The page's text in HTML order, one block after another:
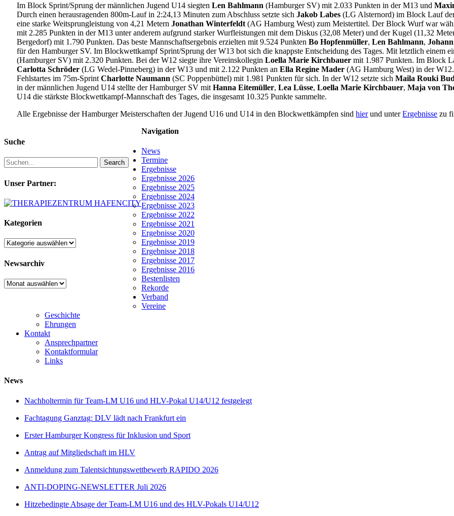
Im Block Sprint/Sprung der männlichen Jugend U14 siegtenLen Bahlmann (Hamburger SV) mit 2.033 Punkten in der M13 und
Durch einen herausragenden 800m-Lauf in 2:24,13 Minuten zum Abschluss setzte sichJakob Labes (LG Alsternord) im Block Lauf
eine starke Weitsprungleistung von 4,21 MeternJonathan Winterfeldt (AG Hamburg West) zum Meistertitel. Der Block Wurf war
mit 2.285 Punkten in der M13 unter anderem aufgrund starker Wurfleistungen mit dem Diskus (32,08 Meter) und der Kugel (11,32
Bergedorf) mit 1.790 Punkten. Das beste Mannschaftsergebnis erzielten mit 9.524 PunktenBo Hopfenmüller,Len Bahlmann,
für den Hamburger SV. Im Blockwettkampf Sprint/Sprung der W13 bot sich die knappste Entscheidung des Tages. Mit letztlich einem
(Hamburger SV) mit 2.320 Punkten. Bei der W12 siegte ihre VereinskolleginLoella Marie Kirchbauer mit 1.987 Punkten. Im Block
Carlotta Schröder (LG Wedel-Pinneberg) in der W13 und mit 2.122 Punkten anElla Regine Mader (AG Hamburg West) in der
Fehlstartes im 75m-SprintCharlotte Naumann (SC Poppenbüttel) mit 1.981 Punkten für sich. In der W12 setzte sichMaila Rouki
in der männlichen Jugend U14 stellte der Hamburger SV mitHanna Eitemüller,Lea Lüsse,Loella Marie Kirchbauer,Maja von
U14 die stärkste Blockwettkampf-Mannschaft des Tages, die insgesamt 10.325 Punkte sammelte.
Alle Ergebnisse der Hamburger Meisterschaften der Jugend U16 und U14 in den Blockwettkämpfen sindhierund unterErgebnisse zu
Suche
Search
Unser Partner:
Kategorien
Kategorien
Newsarchiv
Newsarchiv
Navigation
News
Termine
Ergebnisse
Ergebnisse 2026
Ergebnisse 2025
Ergebnisse 2024
Ergebnisse 2023
Ergebnisse 2022
Ergebnisse 2021
Ergebnisse 2020
Ergebnisse 2019
Ergebnisse 2018
Ergebnisse 2017
Ergebnisse 2016
Bestenlisten
Rekorde
Verband
Vereine
Geschichte
Ehrungen
Kontakt
Ansprechpartner
Kontaktformular
Links
News
Nachholtermin für Team-LM U16 und HLV-Pokal U14/U12 festgelegt
Fachtagung Ganztag: DLV lädt nach Frankfurt ein
Erster Hamburger Kongress für Inklusion und Sport
Antrag auf Mitgliedschaft im HLV
Anmeldung zum Talentsichtungswettbewerb RAPIDO 2026
ANTI-DOPING-NEWSLETTER Juli 2026
Hitzebedingte Absage der Team-LM U16 und des HLV-Pokals U14/U12